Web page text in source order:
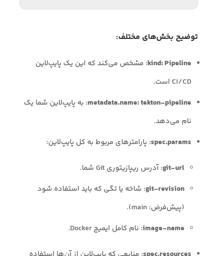
توضیح بخش‌های مختلف:
kind: Pipeline: مشخص می‌کند که این یک پایپ‌لاین
CI/CD است.
metadata.name: tekton-pipeline: به پایپ‌لاین شما یک
نام می‌دهد.
spec.params: پارامترهای مربوط به کل پایپ‌لاین:
git-url: آدرس ریپازیتوری Git شما.
git-revision: شاخه یا تگی که باید استفاده شود
(پیش‌فرض: main).
image-name: نام کامل ایمیج Docker.